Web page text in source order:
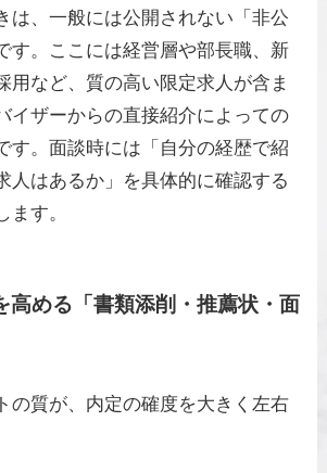
は、一般には公開されない「非公
す。ここには経営層や部長職、新
用など、質の高い限定求人が含ま
イザーからの直接紹介によっての
す。面談時には「自分の経歴で紹
人はあるか」を具体的に確認する
ます。
高める「書類添削・推薦状・面
の質が、内定の確度を大きく左右